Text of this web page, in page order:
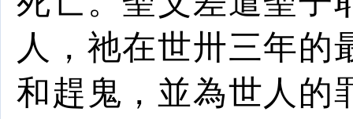
人
，祂在世卅三年
和趕鬼，並為世人的